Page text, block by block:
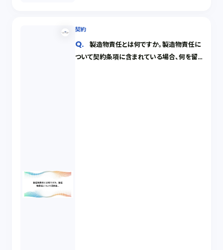
契約
製造物責任とは何ですか。製造物責任に
ついて契約条項に含まれている場合、何を留